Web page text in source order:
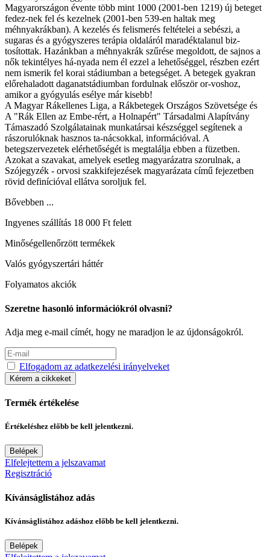
Magyarországon évente több mint 1000 (2001-ben 1219) új beteget
fedez-nek fel és kezelnek (2001-ben 539-en haltak meg
méhnyakrákban). A kezelés és felismerés feltételei a sebészi, a
sugaras és a gyógyszeres terápia oldaláról maradéktalanul biz-
tosítottak. Hazánkban a méhnyakrák szűrése megoldott, de sajnos a
nők tekintélyes há-nyada nem él ezzel a lehetőséggel, részben ezért
nem ismerik fel korai stádiumban a betegséget. A betegek gyakran
előrehaladott daganatstádiumban fordulnak először or-voshoz,
amikor a gyógyulás esélye már kisebb!
A Magyar Rákellenes Liga, a Rákbetegek Országos Szövetsége és
A "Rák Ellen az Embe-rért, a Holnapért" Társadalmi Alapítvány
Támaszadó Szolgálatainak munkatársai készséggel segítenek a
rászorulóknak hasznos ta-nácsokkal, információval. A
betegszervezetek elérhetőségét is megtalálja ebben a füzetben.
Azokat a szavakat, amelyek esetleg magyarázatra szorulnak, a
Szójegyzék - orvosi szakkifejezések magyarázata című fejezetben
rövid definícióval ellátva soroljuk fel.
Bővebben ...
Ingyenes szállítás 18 000 Ft felett
Minőségellenőrzött termékek
Valós gyógyszertári háttér
Folyamatos akciók
Szeretne hasonló információkról olvasni?
Adja meg e-mail címét, hogy ne maradjon le az újdonságokról.
Elfogadom az adatkezelési irányelveket
Kérem a cikkeket
Termék értékelése
Értékeléshez előbb be kell jelentkezni.
Belépek
Elfelejtettem a jelszavamat
Regisztráció
Kívánságlistához adás
Kívánságlistához adáshoz előbb be kell jelentkezni.
Belépek